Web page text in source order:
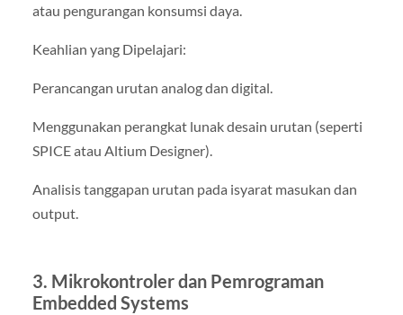
atau pengurangan konsumsi daya.
Keahlian yang Dipelajari:
Perancangan urutan analog dan digital.
Menggunakan perangkat lunak desain urutan (seperti
SPICE atau Altium Designer).
Analisis tanggapan urutan pada isyarat masukan dan
output.
3. Mikrokontroler dan Pemrograman
Embedded Systems